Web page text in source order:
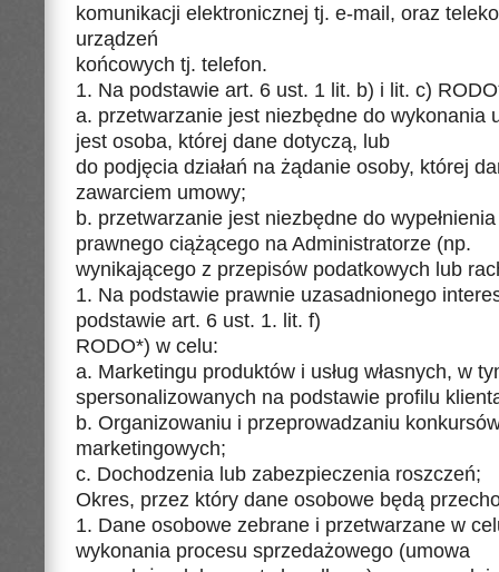
komunikacji elektronicznej tj. e-mail, oraz
urządzeń
końcowych tj. telefon.
1. Na podstawie art. 6 ust. 1 lit. b) i lit. c)
a. przetwarzanie jest niezbędne do wykonania
jest osoba, której dane dotyczą, lub
do podjęcia działań na żądanie osoby, której
zawarciem umowy;
b. przetwarzanie jest niezbędne do
prawnego ciążącego na Administratorze (np.
wynikającego z przepisów podatkowych lub
1. Na podstawie prawnie uzasadnionego
podstawie art. 6 ust. 1. lit. f)
RODO*) w celu:
a. Marketingu produktów i usług własnych, w
spersonalizowanych na podstawie profilu
b. Organizowaniu i przeprowadzaniu
marketingowych;
c. Dochodzenia lub zabezpieczenia roszczeń;
Okres, przez który dane osobowe będą
1. Dane osobowe zebrane i przetwarzane w
wykonania procesu sprzedażowego (umowa